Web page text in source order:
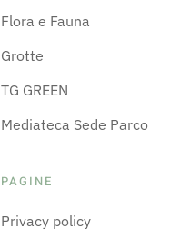
Flora e Fauna
Grotte
TG GREEN
Mediateca Sede Parco
PAGINE
Privacy policy